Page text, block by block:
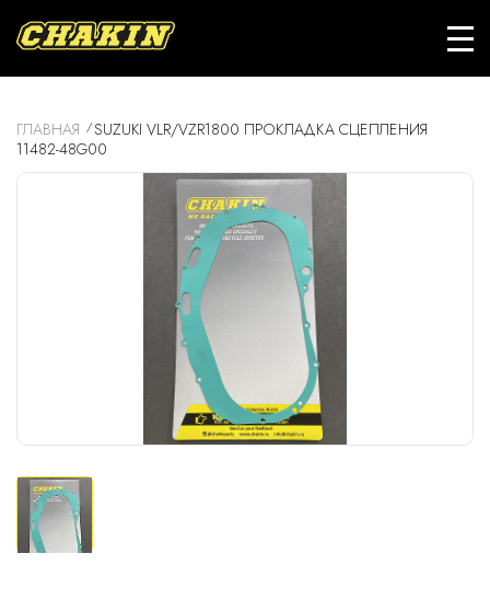
ГЛАВНАЯ
SUZUKI VLR/VZR1800 ПРОКЛАДКА СЦЕПЛЕНИЯ
11482-48G00